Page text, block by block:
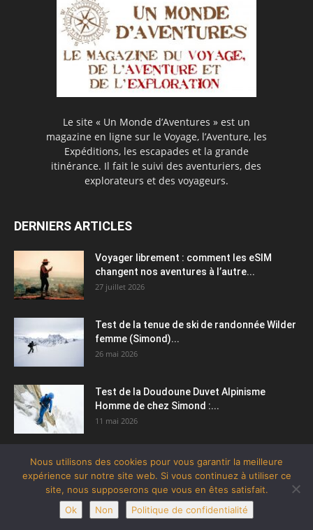
Le site « Un Monde d’Aventures » est un
magazine en ligne sur le Voyage, l’Aventure, les
Expéditions, les escapades et la grande
itinérance. Il fait le suivi des aventuriers, des
explorateurs et des voyageurs.
DERNIERS ARTICLES
Voyager librement : comment les eSIM
changent nos aventures à l’autre...
27 juillet 2026
Test de la tenue de ski de randonnée Wilder
femme (Simond)...
26 mai 2026
Test de la Doudoune Duvet Alpinisme
Homme de chez Simond :...
11 mai 2026
© Tous droits réservés
Nous utilisons des cookies pour vous garantir la meilleure
expérience sur notre site web. Si vous continuez à utiliser ce
site, nous supposerons que vous en êtes satisfait.
Ok
Non Politique de confidentialité